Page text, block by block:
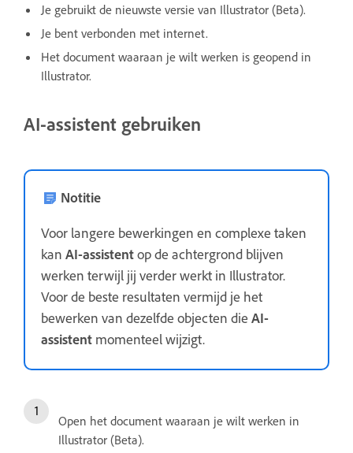
Je gebruikt de nieuwste versie van Illustrator (Beta).
Je bent verbonden met internet.
Het document waaraan je wilt werken is geopend in
Illustrator.
AI-assistent gebruiken
Notitie
Voor langere bewerkingen en complexe taken
kan AI-assistentop de achtergrond blijven
werken terwijl jij verder werkt in Illustrator.
Voor de beste resultaten vermijd je het
bewerken van dezelfde objecten die AI-
assistent momenteel wijzigt.
Open het document waaraan je wilt werken in
Illustrator (Beta).